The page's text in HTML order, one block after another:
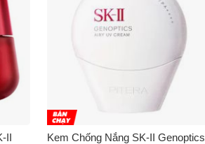
II
Kem Chống Nắng SK-II Genoptics